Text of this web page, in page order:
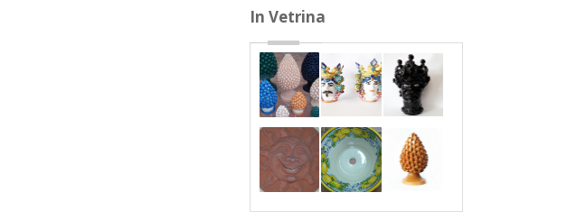
In Vetrina